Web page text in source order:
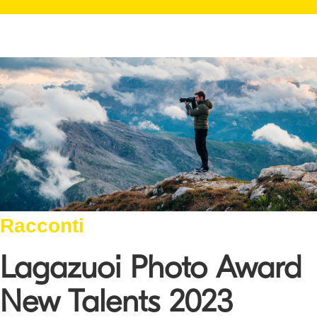
Racconti
Lagazuoi Photo Award
New Talents 2023